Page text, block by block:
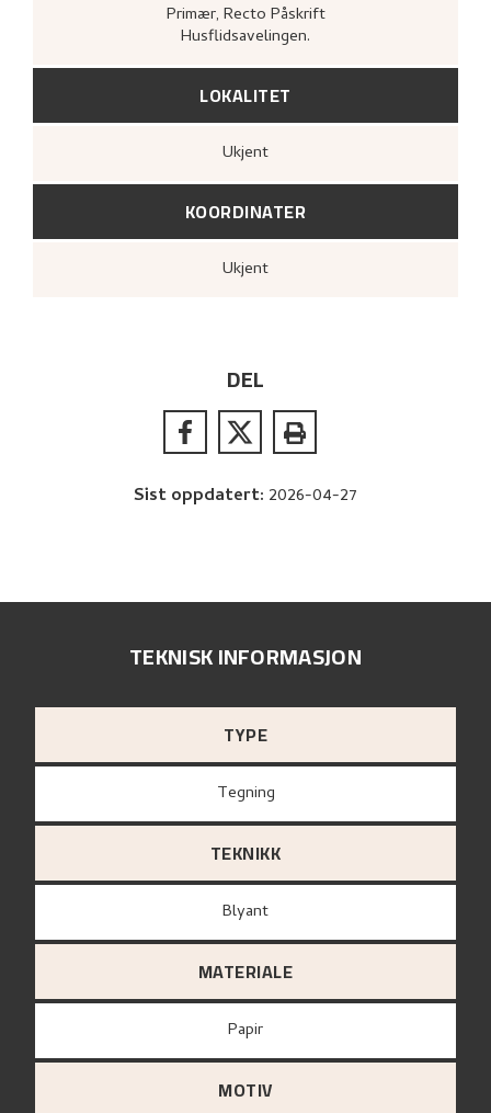
Primær, Recto Påskrift
Husflidsavelingen.
LOKALITET
Ukjent
KOORDINATER
Ukjent
DEL
Sist oppdatert: 2026-04-27
TEKNISK INFORMASJON
TYPE
Tegning
TEKNIKK
Blyant
MATERIALE
papir
MOTIV